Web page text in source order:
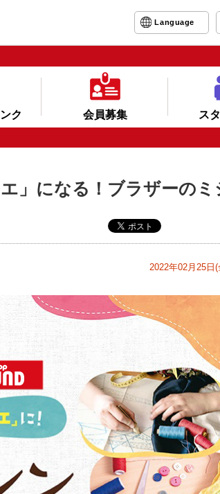
Language
ク 会員募集 ス
」になる！ブラザーのミ
2022年02月25日